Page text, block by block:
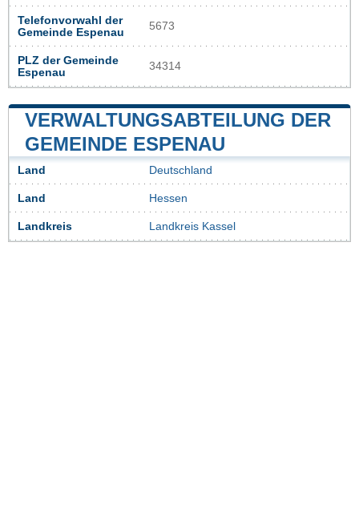
Telefonvorwahl der
Gemeinde Espenau
5673
PLZ der Gemeinde
Espenau
34314
VERWALTUNGSABTEILUNG DER
GEMEINDE ESPENAU
Land Deutschland
Land Hessen
Landkreis Landkreis Kassel